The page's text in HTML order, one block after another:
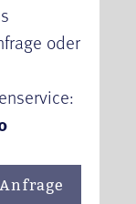
oder
Anfrage